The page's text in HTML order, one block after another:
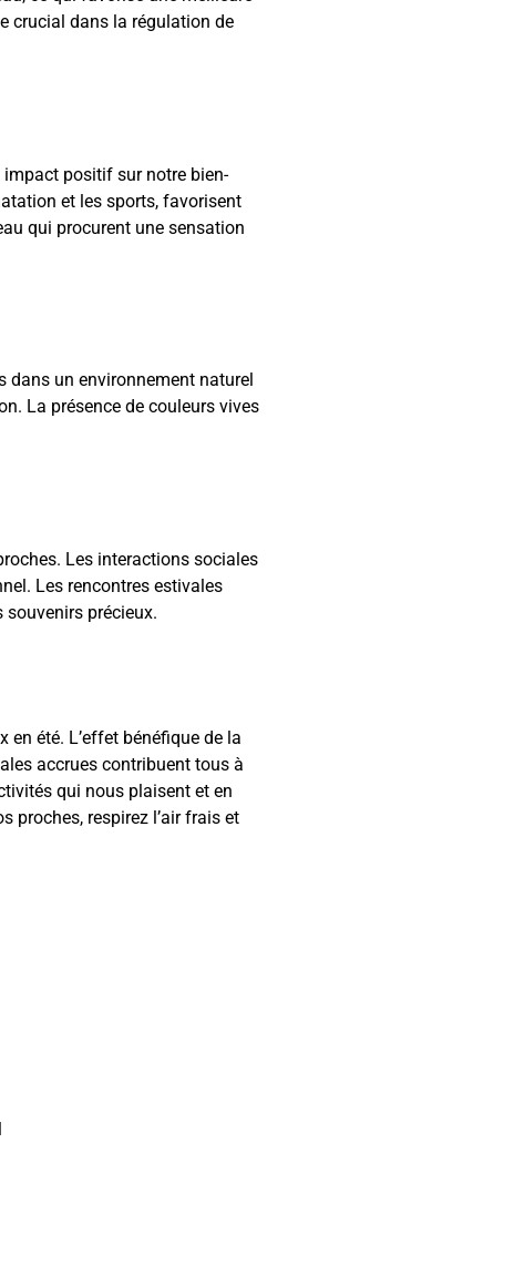
crucial dans la régulation de
impact positif sur notre bien-
et les sports, favorisent
qui procurent une sensation
dans un environnement naturel
La présence de couleurs vives
Les interactions sociales
Les rencontres estivales
souvenirs précieux.
été. L’effet bénéfique de la
accrues contribuent tous à
qui nous plaisent et en
proches, respirez l’air frais et